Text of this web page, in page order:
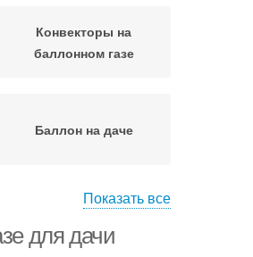
Конвекторы на
баллонном газе
Баллон на даче
Показать все
для дачи